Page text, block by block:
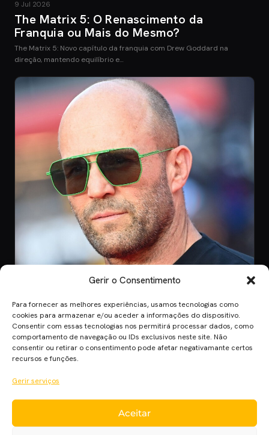
Gerir o Consentimento
Para fornecer as melhores experiências, usamos tecnologias como
cookies para armazenar e/ou aceder a informações do dispositivo.
Consentir com essas tecnologias nos permitirá processar dados, como
comportamento de navegação ou IDs exclusivos neste site. Não
consentir ou retirar o consentimento pode afetar negativamante certos
recursos e funções.
Gerir serviços
Aceitar
9 Jul 2026
The Matrix 5: O Renascimento da
Franquia ou Mais do Mesmo?
The Matrix 5: Novo capítulo da franquia com Drew Goddard na
direção, mantendo equilíbrio e…
CINEMA
8 Jul 2026
Mutiny: O Novo Thriller de Ação de Jason
Statham em 2026
quando o filme chega aos cinem…